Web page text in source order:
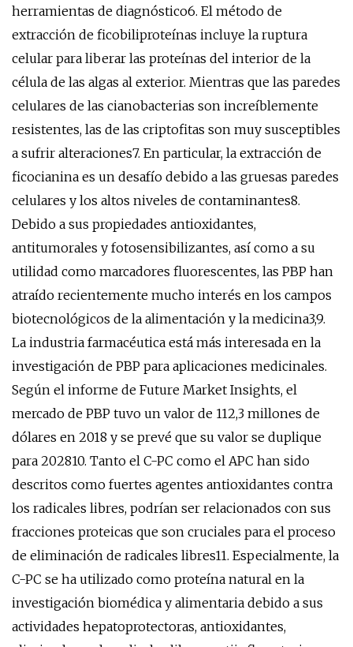
herramientas de diagnóstico6. El método de
extracción de ficobiliproteínas incluye la ruptura
celular para liberar las proteínas del interior de la
célula de las algas al exterior. Mientras que las paredes
celulares de las cianobacterias son increíblemente
resistentes, las de las criptofitas son muy susceptibles
a sufrir alteraciones7. En particular, la extracción de
ficocianina es un desafío debido a las gruesas paredes
celulares y los altos niveles de contaminantes8.
Debido a sus propiedades antioxidantes,
antitumorales y fotosensibilizantes, así como a su
utilidad como marcadores fluorescentes, las PBP han
atraído recientemente mucho interés en los campos
biotecnológicos de la alimentación y la medicina3,9.
La industria farmacéutica está más interesada en la
investigación de PBP para aplicaciones medicinales.
Según el informe de Future Market Insights, el
mercado de PBP tuvo un valor de 112,3 millones de
dólares en 2018 y se prevé que su valor se duplique
para 202810. Tanto el C-PC como el APC han sido
descritos como fuertes agentes antioxidantes contra
los radicales libres, podrían ser relacionados con sus
fracciones proteicas que son cruciales para el proceso
de eliminación de radicales libres11. Especialmente, la
C-PC se ha utilizado como proteína natural en la
investigación biomédica y alimentaria debido a sus
actividades hepatoprotectoras, antioxidantes,